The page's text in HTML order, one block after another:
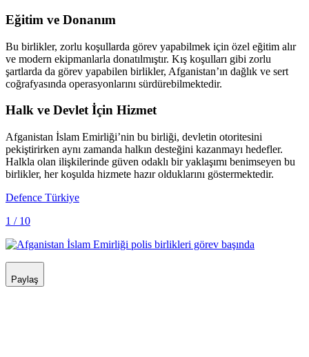
Eğitim ve Donanım
Bu birlikler, zorlu koşullarda görev yapabilmek için özel eğitim alır
ve modern ekipmanlarla donatılmıştır. Kış koşulları gibi zorlu
şartlarda da görev yapabilen birlikler, Afganistan’ın dağlık ve sert
coğrafyasında operasyonlarını sürdürebilmektedir.
Halk ve Devlet İçin Hizmet
Afganistan İslam Emirliği’nin bu birliği, devletin otoritesini
pekiştirirken aynı zamanda halkın desteğini kazanmayı hedefler.
Halkla olan ilişkilerinde güven odaklı bir yaklaşımı benimseyen bu
birlikler, her koşulda hizmete hazır olduklarını göstermektedir.
Defence Türkiye
1 / 10
Paylaş